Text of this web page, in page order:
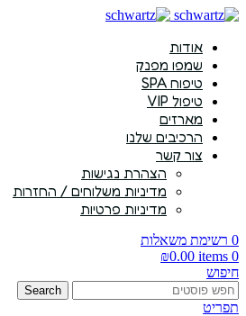
אודות
שמפו מפנק
טיפוח SPA
טיפול VIP
מארזים
הרכיבים שלנו
צור קשר
הצהרת נגישות
מדיניות משלוחים / החזרות
מדיניות פרטיות
0 רשימת משאלות
0
items
₪0.00
חיפוש
Search
תפריט